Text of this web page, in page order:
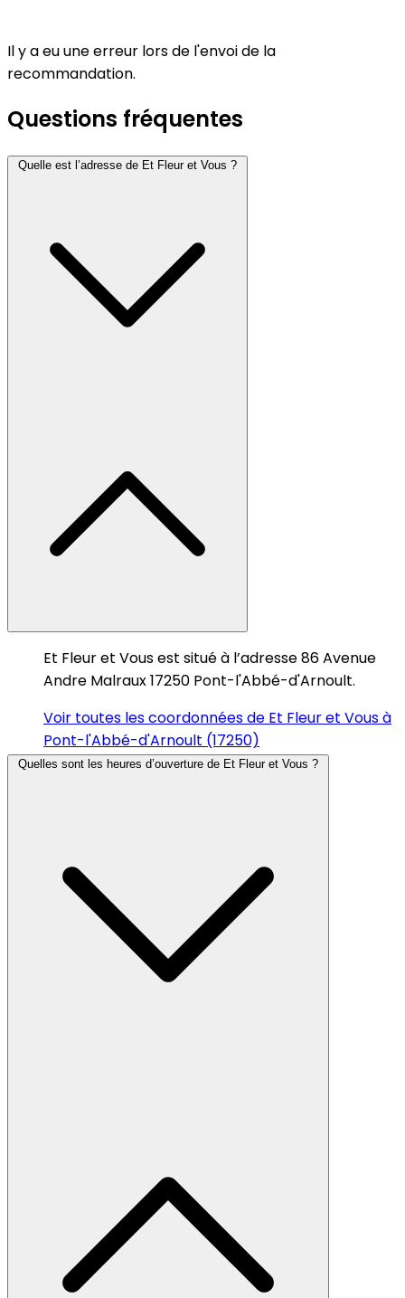
Il y a eu une erreur lors de l'envoi de la
recommandation.
Questions fréquentes
Quelle est l’adresse de Et Fleur et Vous ?
Et Fleur et Vous est situé à l’adresse 86 Avenue
Andre Malraux 17250 Pont-l'Abbé-d'Arnoult.
Voir toutes les coordonnées de Et Fleur et Vous à
Pont-l'Abbé-d'Arnoult (17250)
Quelles sont les heures d’ouverture de Et Fleur et Vous ?